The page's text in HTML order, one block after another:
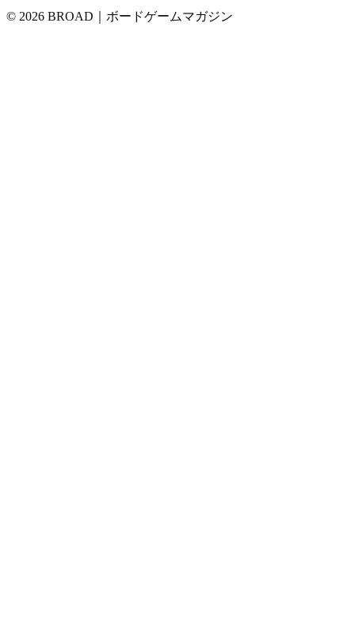
© 2026 BROAD｜ボードゲームマガジン